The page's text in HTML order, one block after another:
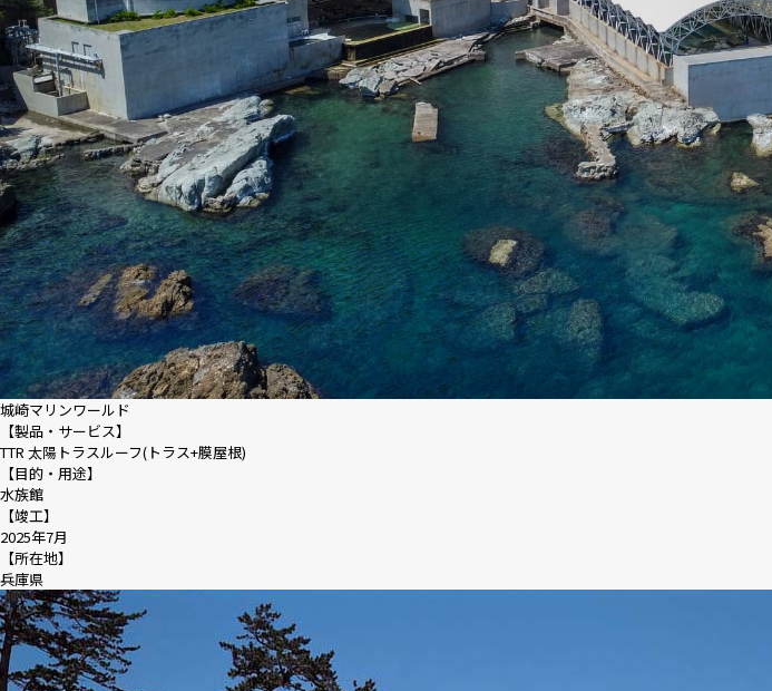
城崎マリンワールド
【製品・サービス】
TTR 太陽トラスルーフ(トラス+膜屋根)
【目的・用途】
水族館
【竣工】
2025年7月
【所在地】
兵庫県